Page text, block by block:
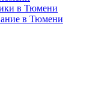
в Тюмени
в Тюмени